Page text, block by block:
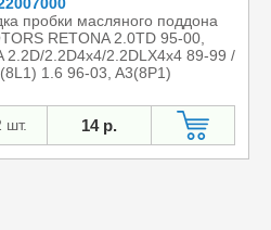
пробки масляного поддона
RETONA 2.0TD 95-00,
2.2D/2.2D4x4/2.2DLX4x4 89-99 /
1.6 96-03, A3(8P1)
» Характеристики »
шт. 14 р.